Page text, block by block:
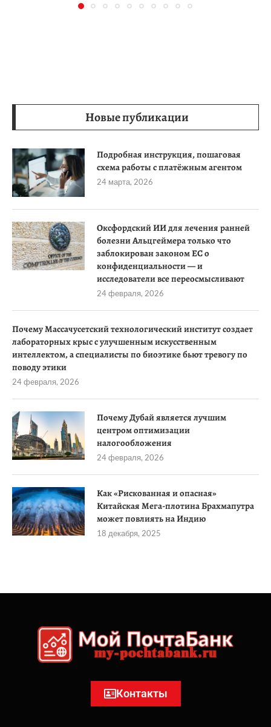
Новые публикации
Подробная инструкция, пошаговая
схема работы с платёжным агентом
24 марта, 2026
Оксфордский ИИ для лечения ранней
болезни Альцгеймера только что
заблокирован законом ЕС о
конфиденциальности — и
исследователи все переосмысливают
24 февраля, 2026
Почему Массачусетский технологический институт создает
лабораторных крыс с улучшенным искусственным
интеллектом, а специалисты по биоэтике бьют тревогу по
поводу этики
24 февраля, 2026
Почему Дубай является лучшим
центром оптимизации
налогообложения
24 февраля, 2026
Как «Рискованная и опасная»
Китайская Мега-плотина Брахмапутра
может повлиять на Индию
18 декабря, 2025
Контакты